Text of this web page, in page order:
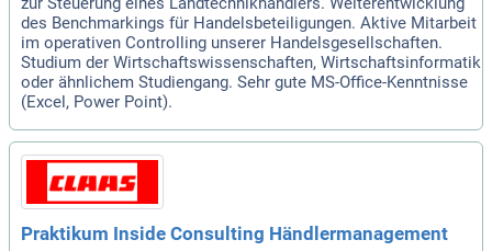
des Benchmarkings für Handelsbeteiligungen. Aktive Mitarbeit
im operativen Controlling unserer Handelsgesellschaften.
Studium der Wirtschaftswissenschaften, Wirtschaftsinformatik
oder ähnlichem Studiengang. Sehr gute MS-Office-Kenntnisse
(Excel, Power Point).
Praktikum Inside Consulting Händlermanagement